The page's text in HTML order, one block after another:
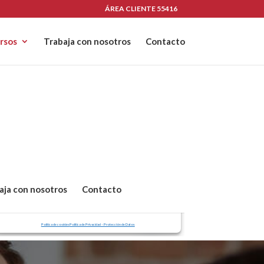
ÁREA CLIENTE55416
Trabaja con nosotros Contacto